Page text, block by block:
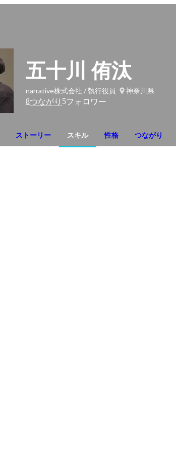
五十川 侑汰
narrative株式会社 / 執行役員
神奈川県
8つながり 5フォロワー
ストーリー スキル 性格 つながり